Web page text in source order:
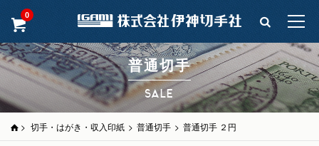
0
普通切手
SALE
> 切手・はがき・収入印紙 > 普通切手 > 普通切手 ２円